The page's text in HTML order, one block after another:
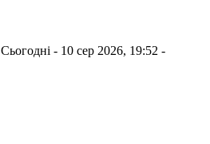
Сьогодні - 10 сер 2026, 19:52 -